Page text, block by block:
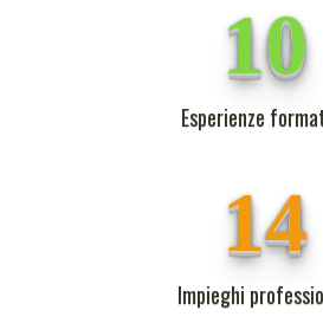
10
Esperienze
14
Impieghi